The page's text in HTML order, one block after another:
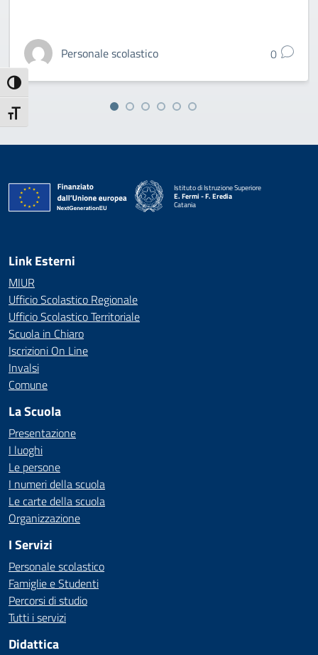
Attiva/disattiva alto contrasto
Attiva/disattiva dimensione testo
Personale scolastico 0
Istituto di Istruzione Superiore
E. Fermi - F. Eredia
Catania
Link Esterni
MIUR
Ufficio Scolastico Regionale
Ufficio Scolastico Territoriale
Scuola in Chiaro
Iscrizioni On Line
Invalsi
Comune
La Scuola
Presentazione
I luoghi
Le persone
I numeri della scuola
Le carte della scuola
Organizzazione
I Servizi
Personale scolastico
Famiglie e Studenti
Percorsi di studio
Tutti i servizi
Didattica